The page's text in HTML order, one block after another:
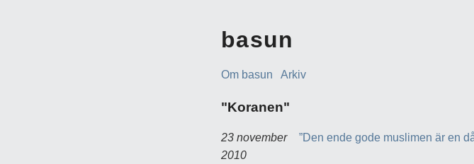
basun
Om basun Arkiv
"Koranen"
23 november
2010
”Den ende gode muslimen är en